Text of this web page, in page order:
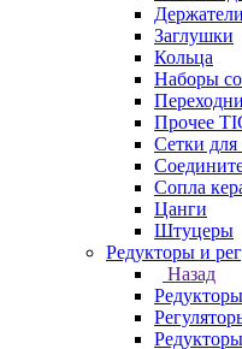
Заглушки
Кольца
Наборы
Прочее
Сетки для
Сопла
Цанги
Штуцеры
Редукторы и
Назад
Редукторы